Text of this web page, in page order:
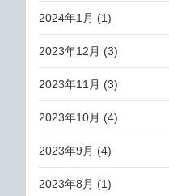
2024年1月 (1)
2023年12月 (3)
2023年11月 (3)
2023年10月 (4)
2023年9月 (4)
2023年8月 (1)